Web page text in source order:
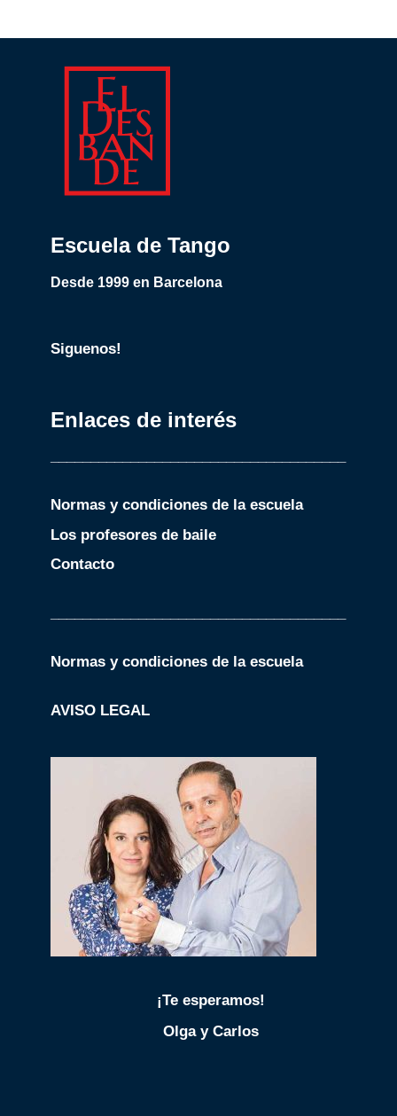
Escuela de Tango
Desde 1999 en Barcelona
Siguenos!
Enlaces de interés
Normas y condiciones de la escuela
Los profesores de baile
Contacto
Normas y condiciones de la escuela
AVISO LEGAL
¡Te esperamos!
Olga y Carlos